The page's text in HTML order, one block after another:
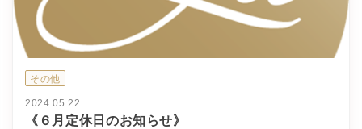
その他
2024.05.22
《６月定休日のお知らせ》